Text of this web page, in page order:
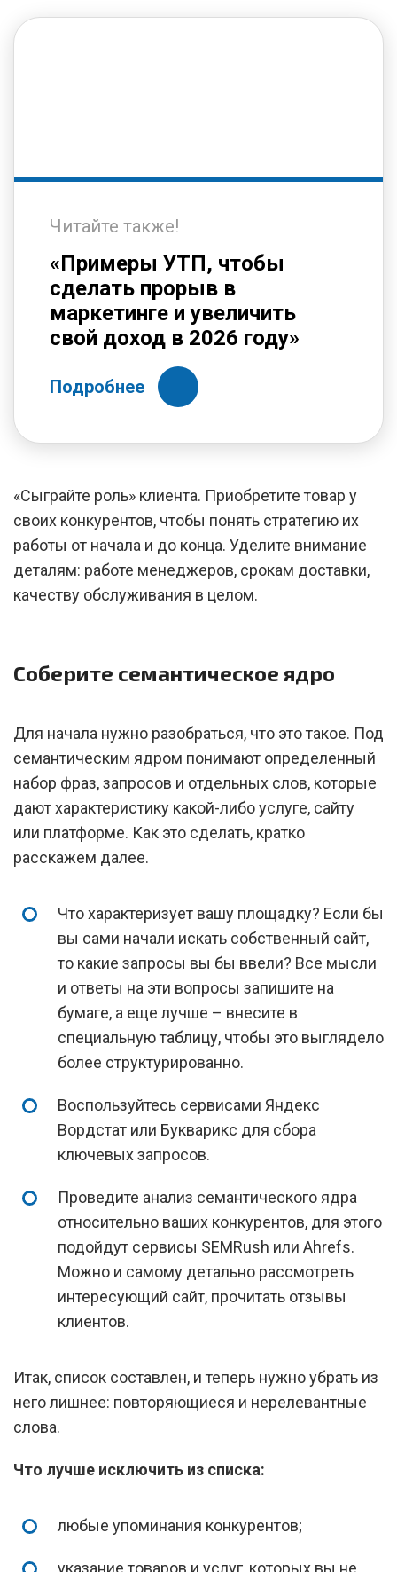
Читайте также!
«Примеры УТП, чтобы
сделать прорыв в
маркетинге и увеличить
свой доход в 2026 году»
Подробнее
«Сыграйте роль» клиента. Приобретите товар у
своих конкурентов, чтобы понять стратегию их
работы от начала и до конца. Уделите внимание
деталям: работе менеджеров, срокам доставки,
качеству обслуживания в целом.
Соберите семантическое ядро
Для начала нужно разобраться, что это такое. Под
семантическим ядром понимают определенный
набор фраз, запросов и отдельных слов, которые
дают характеристику какой-либо услуге, сайту
или платформе. Как это сделать, кратко
расскажем далее.
Что характеризует вашу площадку? Если бы
вы сами начали искать собственный сайт,
то какие запросы вы бы ввели? Все мысли
и ответы на эти вопросы запишите на
бумаге, а еще лучше – внесите в
специальную таблицу, чтобы это выглядело
более структурированно.
Воспользуйтесь сервисами Яндекс
Вордстат или Букварикс для сбора
ключевых запросов.
Проведите анализ семантического ядра
относительно ваших конкурентов, для этого
подойдут сервисы SEMRush или Ahrefs.
Можно и самому детально рассмотреть
интересующий сайт, прочитать отзывы
клиентов.
Итак, список составлен, и теперь нужно убрать из
него лишнее: повторяющиеся и нерелевантные
слова.
Что лучше исключить из списка:
любые упоминания конкурентов;
указание товаров и услуг, которых вы не